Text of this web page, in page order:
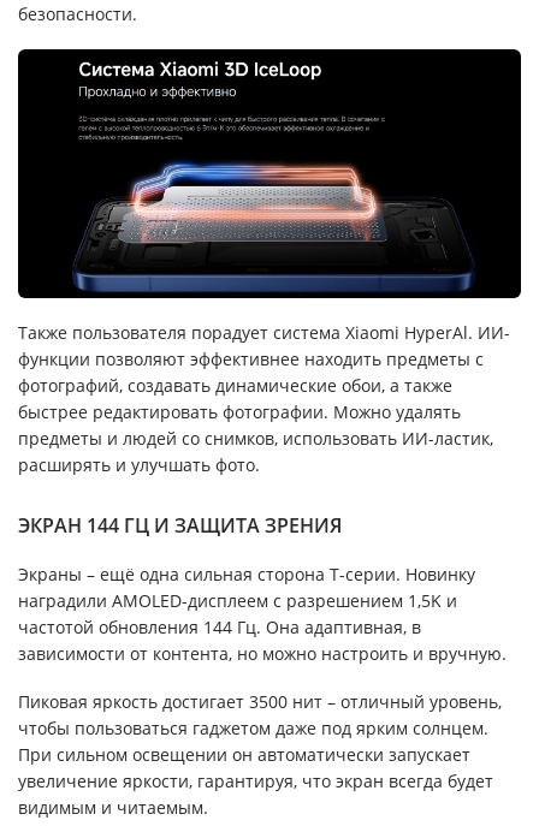
безопасности.
Также пользователя порадует система Xiaomi HyperAl. ИИ-
функции позволяют эффективнее находить предметы с
фотографий, создавать динамические обои, а также
быстрее редактировать фотографии. Можно удалять
предметы и людей со снимков, использовать ИИ-ластик,
расширять и улучшать фото.
ЭКРАН 144 ГЦ И ЗАЩИТА ЗРЕНИЯ
Экраны – ещё одна сильная сторона T-cерии. Новинку
наградили AMOLED-дисплеем с разрешением 1,5K и
частотой обновления 144 Гц. Она адаптивная, в
зависимости от контента, но можно настроить и вручную.
Пиковая яркость достигает 3500 нит – отличный уровень,
чтобы пользоваться гаджетом даже под ярким солнцем.
При сильном освещении он автоматически запускает
увеличение яркости, гарантируя, что экран всегда будет
видимым и читаемым.